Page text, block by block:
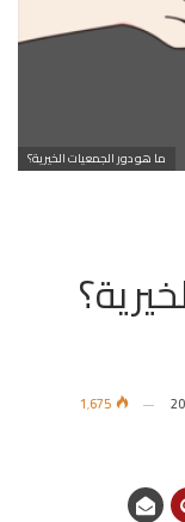
ما هو دور الجمعيات الخيرية؟